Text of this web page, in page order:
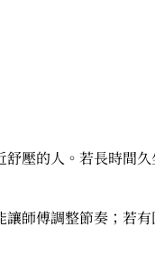
壓的人。若長時間
師傅調整節奏；若